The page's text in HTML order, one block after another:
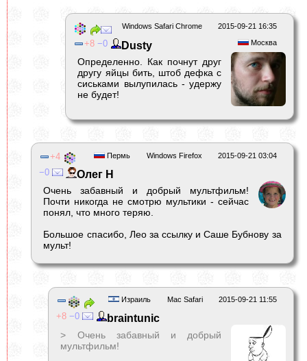
2015-09-21 16:35
Windows Safari Chrome
Москва
8 0 Dusty
Определенно. Как почнут друг
другу яйцы бить, штоб дефка с
сиськами вылупилась - удержу
не будет!
2015-09-21 03:04
Windows Firefox
Пермь
4
0
Олег Н
Очень забавный и добрый мультфильм!
Почти никогда не смотрю мультики - сейчас
понял, что много теряю.
Большое спасибо, Лео за ссылку и Саше Бубнову за
мульт!
2015-09-21 11:55
Mac Safari
Израиль
8 0 braintunic
> Очень забавный и добрый
мультфильм!